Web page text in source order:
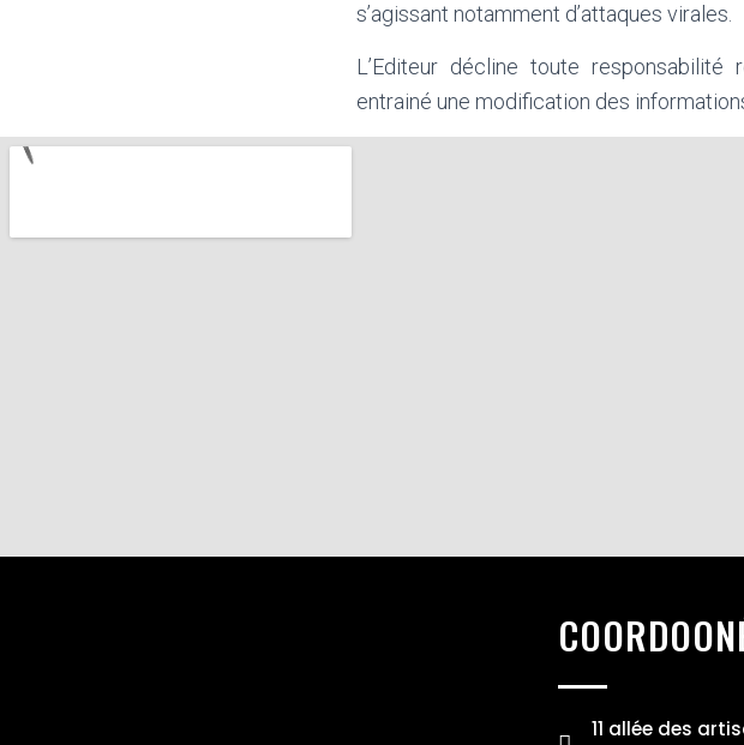
s’agissant notamment d’attaques virales.
L’Editeur décline toute responsabilité
entrainé une modification des
11 allée des